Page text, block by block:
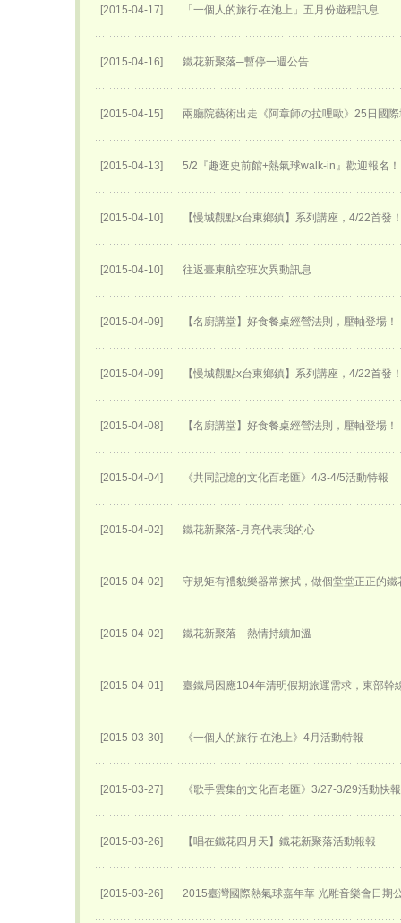
[2015-04-17] 「一個人的旅行‧在池上」五月份遊程訊息
[2015-04-16] 鐵花新聚落─暫停一週公告
[2015-04-15] 兩廳院藝術出走《阿章師の拉哩歐》25日國
[2015-04-13] 5/2『趣逛史前館+熱氣球walk-in』歡迎報名！
[2015-04-10] 【慢城觀點x台東鄉鎮】系列講座，4/22首發
[2015-04-10] 往返臺東航空班次異動訊息
[2015-04-09] 【名廚講堂】好食餐桌經營法則，壓軸登場！
[2015-04-09] 【慢城觀點x台東鄉鎮】系列講座，4/22首發
[2015-04-08] 【名廚講堂】好食餐桌經營法則，壓軸登場！
[2015-04-04] 《共同記憶的文化百老匯》4/3-4/5活動特報
[2015-04-02] 鐵花新聚落-月亮代表我的心
[2015-04-02] 守規矩有禮貌樂器常擦拭，做個堂堂正正的鐵
[2015-04-02] 鐵花新聚落－熱情持續加溫
[2015-04-01] 臺鐵局因應104年清明假期旅運需求，東部幹
[2015-03-30] 《一個人的旅行 在池上》4月活動特報
[2015-03-27] 《歌手雲集的文化百老匯》3/27-3/29活動快報
[2015-03-26] 【唱在鐵花四月天】鐵花新聚落活動報報
[2015-03-26] 2015臺灣國際熱氣球嘉年華 光雕音樂會日期